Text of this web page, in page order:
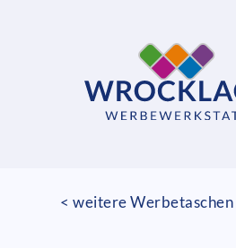
< weitere